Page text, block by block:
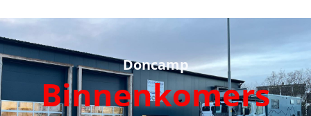
Doncamp
Binnenkomers